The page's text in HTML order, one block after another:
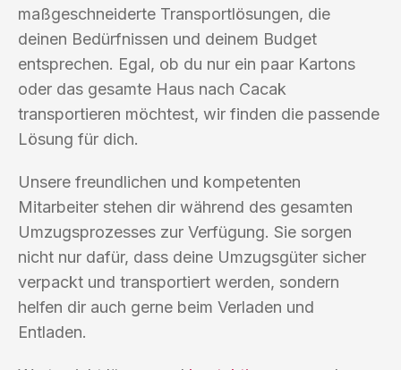
maßgeschneiderte Transportlösungen, die
deinen Bedürfnissen und deinem Budget
entsprechen. Egal, ob du nur ein paar Kartons
oder das gesamte Haus nach Cacak
transportieren möchtest, wir finden die passende
Lösung für dich.
Unsere freundlichen und kompetenten
Mitarbeiter stehen dir während des gesamten
Umzugsprozesses zur Verfügung. Sie sorgen
nicht nur dafür, dass deine Umzugsgüter sicher
verpackt und transportiert werden, sondern
helfen dir auch gerne beim Verladen und
Entladen.